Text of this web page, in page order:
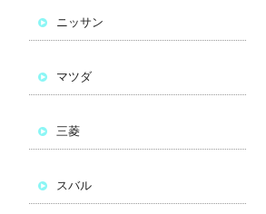
ニッサン
マツダ
三菱
スバル